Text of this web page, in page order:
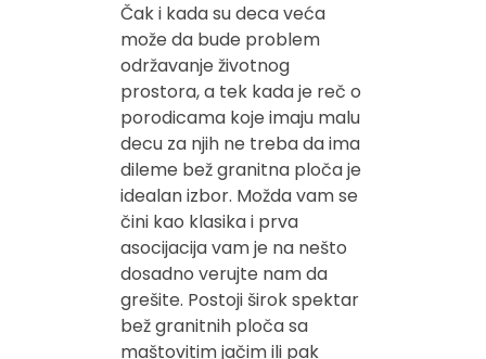
Čak i kada su deca veća
može da bude problem
održavanje životnog
prostora, a tek kada je reč o
porodicama koje imaju malu
decu za njih ne treba da ima
dileme bež granitna ploča je
idealan izbor. Možda vam se
čini kao klasika i prva
asocijacija vam je na nešto
dosadno verujte nam da
grešite. Postoji širok spektar
bež granitnih ploča sa
maštovitim jačim ili pak